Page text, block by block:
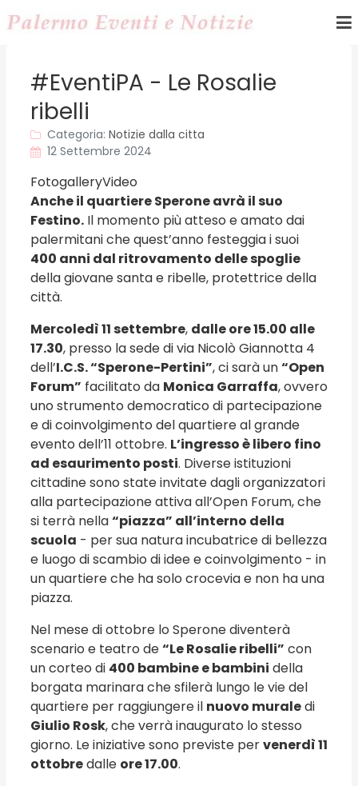
#EventiPA - Le Rosalie
ribelli
Categoria: Notizie dalla citta
12 Settembre 2024
FotogalleryVideo
Anche il quartiere Sperone avrà il suo
Festino. Il momento più atteso e amato dai
palermitani che quest’anno festeggia i suoi
400 anni dal ritrovamento delle spoglie
della giovane santa e ribelle, protettrice della
città.
Mercoledì 11 settembre, dalle ore 15.00 alle
17.30, presso la sede di via Nicolò Giannotta 4
dell’I.C.S. “Sperone-Pertini”, ci sarà un“Open
Forum” facilitato da Monica Garraffa, ovvero
uno strumento democratico di partecipazione
e di coinvolgimento del quartiere al grande
evento dell’11 ottobre. L’ingresso è libero fino
ad esaurimento posti. Diverse istituzioni
cittadine sono state invitate dagli organizzatori
alla partecipazione attiva all’Open Forum, che
si terrà nella“piazza” all’interno della
scuola - per sua natura incubatrice di bellezza
e luogo di scambio di idee e coinvolgimento - in
un quartiere che ha solo crocevia e non ha una
piazza.
Nel mese di ottobre lo Sperone diventerà
scenario e teatro de“Le Rosalie ribelli” con
un corteo di 400 bambine e bambini della
borgata marinara che sfilerà lungo le vie del
quartiere per raggiungere il nuovo muraledi
Giulio Rosk, che verrà inaugurato lo stesso
giorno. Le iniziative sono previste pervenerdì 11
ottobredalle ore 17.00.